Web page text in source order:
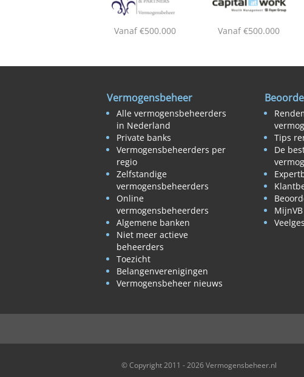
Vanaf €500.000 Vanaf €500.000
Vermogensbeheer
Alle vermogensbeheerders
in Nederland
Private banks
Vermogensbeheerders per
regio
Zelfstandige
vermogensbeheerders
Online
vermogensbeheerders
Algemene banken
Niet meer actieve
beheerders
Toezicht
Belangenverenigingen
Vermogensbeheer nieuws
Tips
De
© Copyright 2011 - 2026 Vermogensbeheer.nl